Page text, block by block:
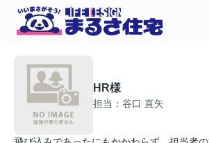
HR様
担当：谷口 直矢